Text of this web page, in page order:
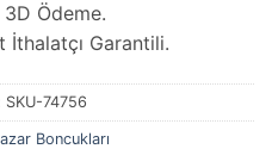
Ödeme.
İthalatçı Garantili.
SKU-74756
Boncukları